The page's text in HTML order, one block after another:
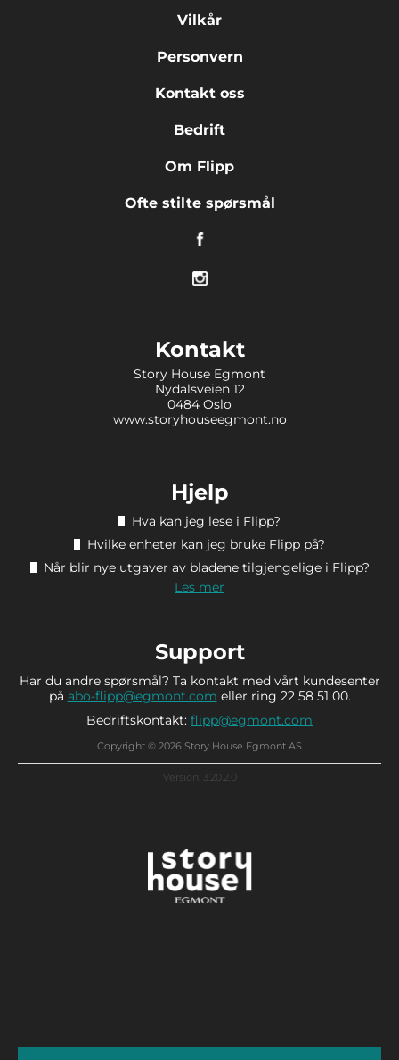
Vilkår
Personvern
Kontakt oss
Bedrift
Om Flipp
Ofte stilte spørsmål
Kontakt
Story House Egmont
Nydalsveien 12
0484 Oslo
www.storyhouseegmont.no
Hjelp
Hva kan jeg lese i Flipp?
Hvilke enheter kan jeg bruke Flipp på?
Når blir nye utgaver av bladene tilgjengelige i Flipp?
Les mer
Support
Har du andre spørsmål? Ta kontakt med vårt kundesenter
på abo-flipp@egmont.com eller ring 22 58 51 00.
Bedriftskontakt: flipp@egmont.com
Copyright © 2026 Story House Egmont AS
Version: 3.20.2.0